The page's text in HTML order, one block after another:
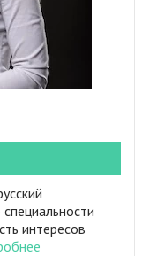
интересов